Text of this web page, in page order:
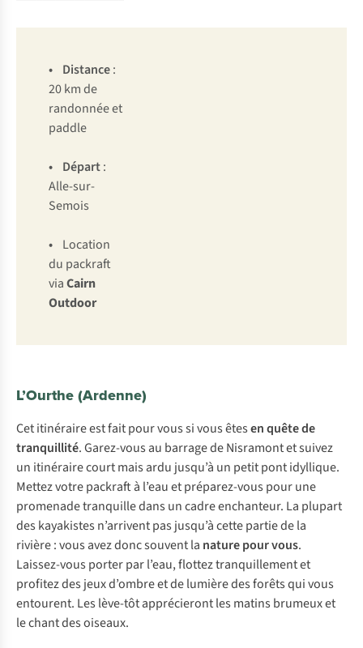
• Distance:
20 km de
randonnée et
paddle
• Départ:
Alle-sur-
Semois
• Location
du packraft
viaCairn
Outdoor
L’Ourthe (Ardenne)
Cet itinéraire est fait pour vous si vous êtesen quête de
tranquillité. Garez-vous au barrage de Nisramont et suivez
un itinéraire court mais ardu jusqu’à un petit pont idyllique.
Mettez votre packraft à l’eau et préparez-vous pour une
promenade tranquille dans un cadre enchanteur. La plupart
des kayakistes n’arrivent pas jusqu’à cette partie de la
rivière : vous avez donc souvent la nature pour vous.
Laissez-vous porter par l’eau, flottez tranquillement et
profitez des jeux d’ombre et de lumière des forêts qui vous
entourent. Les lève-tôt apprécieront les matins brumeux et
le chant des oiseaux.